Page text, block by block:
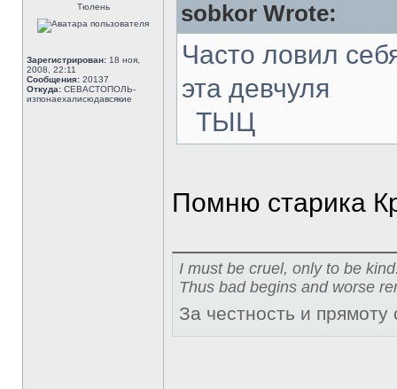
Тюлень
Зарегистрирован: 18 ноя,
2008, 22:11
Сообщения: 20137
Откуда: СЕВАСТОПОЛЬ-
изпонаехалисюдавсякие
sobkor Wrote:
Часто ловил
эта девчуля
ТЫЦ
Помню старика
I must be cruel, only to be
Thus bad begins and worse
За честность и